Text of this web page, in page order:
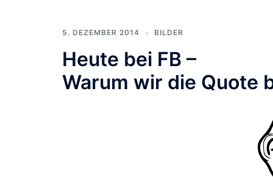
5. DEZEMBER 2014 BILDER
Heute bei FB –
Warum wir die Quote